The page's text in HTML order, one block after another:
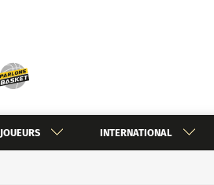
JOUEURS INTERNATIONAL